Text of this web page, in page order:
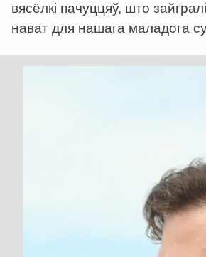
вясёлкі пачуццяў, што
нават для нашага маладога